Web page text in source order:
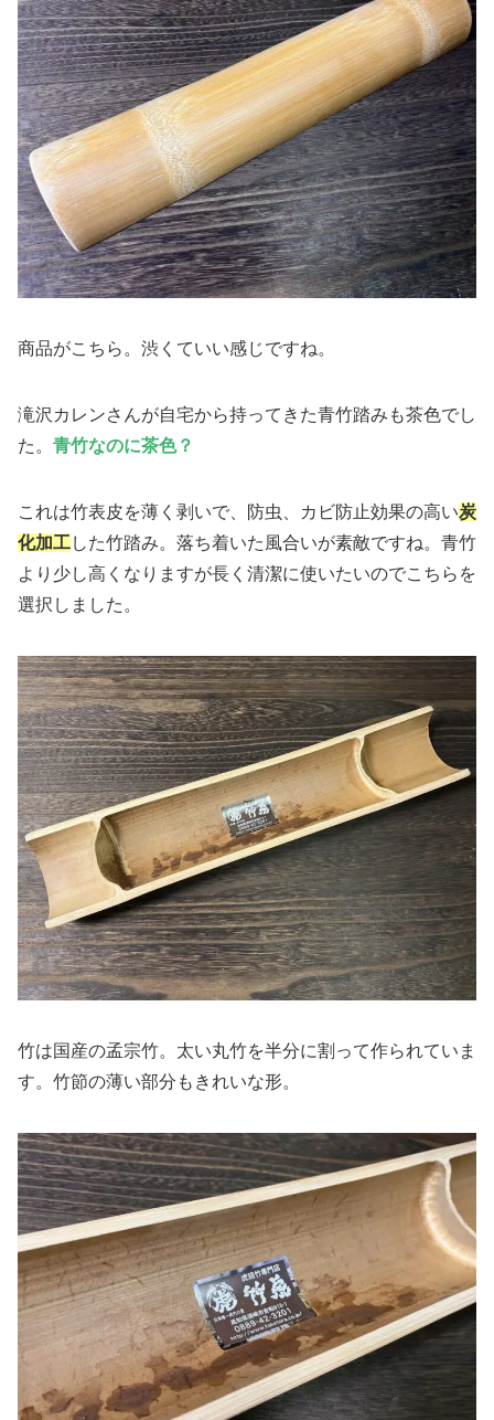
商品がこちら。渋くていい感じですね。
滝沢カレンさんが自宅から持ってきた青竹踏みも茶色でし
た。 青竹なのに茶色？
これは竹表皮を薄く剥いで、防虫、カビ防止効果の高い炭
化加工した竹踏み。落ち着いた風合いが素敵ですね。青竹
より少し高くなりますが長く清潔に使いたいのでこちらを
選択しました。
竹は国産の孟宗竹。太い丸竹を半分に割って作られていま
す。竹節の薄い部分もきれいな形。